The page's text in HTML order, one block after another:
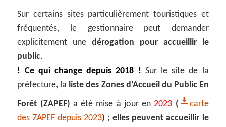
Sur certains sites particulièrement touristiques et
fréquentés, le gestionnaire peut demander
explicitement unedérogation pour accueillir le
public.
! Ce qui change depuis 2018 ! Sur le site de la
préfecture, la liste des Zones d’Accueil du Public En
Forêt (ZAPEF) a été mise à jour en2023 (
carte
des ZAPEF depuis 2023) ; elles peuvent accueillir le